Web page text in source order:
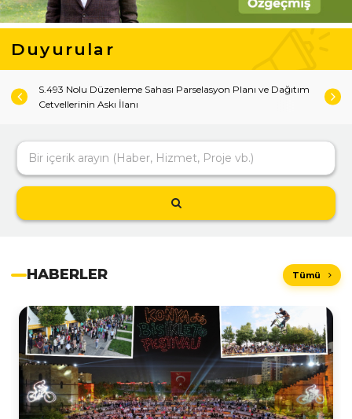
Duyurular
S.493 Nolu Düzenleme Sahası Parselasyon Planı ve Dağıtım
Cetvellerinin Askı İlanı
K.859
Bir içerik arayın (Haber, Hizmet, Proje vb.)
HABERLER Tümü